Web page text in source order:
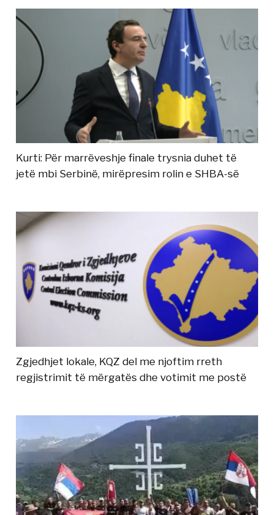
Kurti: Për marrëveshje finale trysnia duhet të
jetë mbi Serbinë, mirëpresim rolin e SHBA-së
Zgjedhjet lokale, KQZ del me njoftim rreth
regjistrimit të mërgatës dhe votimit me postë